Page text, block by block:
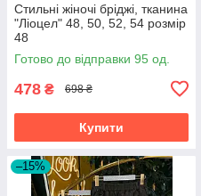
Стильні жіночі бріджі, тканина
"Ліоцел" 48, 50, 52, 54 розмір
48
Готово до відправки 95 од.
478 ₴ 698 ₴
Купити
–15%